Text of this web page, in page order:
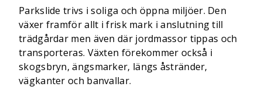
Parkslide trivs i soliga och öppna miljöer. Den
växer framför allt i frisk mark i anslutning till
trädgårdar men även där jordmassor tippas och
transporteras. Växten förekommer också i
skogsbryn, ängsmarker, längs åstränder,
vägkanter och banvallar.